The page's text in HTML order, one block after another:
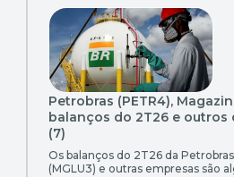
Petrobras (PETR4),
balanços do 2T26 e outros
(7)
Os balanços do 2T26 da
(MGLU3) e outras empresas são